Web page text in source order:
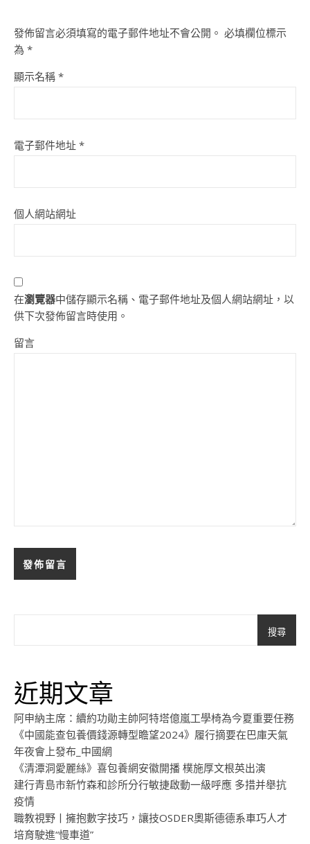
發佈留言必須填寫的電子郵件地址不會公開。 必填欄位標示
為 *
顯示名稱 *
電子郵件地址 *
個人網站網址
在瀏覽器中儲存顯示名稱、電子郵件地址及個人網站網址，以
供下次發佈留言時使用。
留言
搜尋
近期文章
阿申納主席：續約功勛主帥阿特塔億嵐工學椅為今夏重要任務
《中國能查包養價錢源轉型瞻望2024》履行摘要在巴庫天氣
年夜會上發布_中國網
《清潭洞愛麗絲》喜包養網安徽開播 樸施厚文根英出演
建行青島市新竹森和診所分行敏捷啟動一級呼應 多措并舉抗
疫情
職教視野丨擁抱數字技巧，讓技OSDER奧斯德德系車巧人才
培育駛進“慢車道”